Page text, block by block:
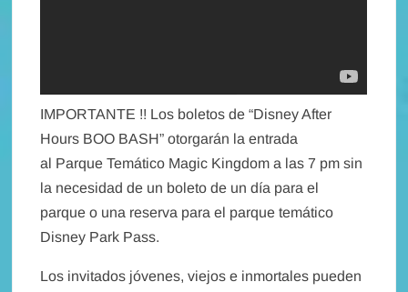
IMPORTANTE !! Los boletos de “Disney After
Hours BOO BASH” otorgarán la entrada
al Parque Temático Magic Kingdom a las 7 pm sin
la necesidad de un boleto de un día para el
parque o una reserva para el parque temático
Disney Park Pass.
Los invitados jóvenes, viejos e inmortales pueden